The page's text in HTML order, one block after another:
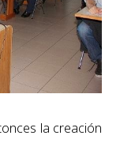
la creación